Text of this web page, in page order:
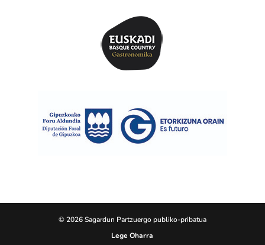
© 2026 Sagardun Partzuergo publiko-pribatua
Lege Oharra